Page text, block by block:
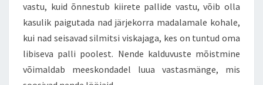
vastu, kuid õnnestub kiirete pallide vastu, võib olla
kasulik paigutada nad järjekorra madalamale kohale,
kui nad seisavad silmitsi viskajaga, kes on tuntud oma
libiseva palli poolest. Nende kalduvuste mõistmine
võimaldab meeskondadel luua vastasmänge, mis